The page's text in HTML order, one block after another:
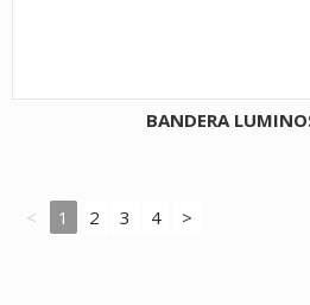
BANDERA
< 1 2 3 4 >